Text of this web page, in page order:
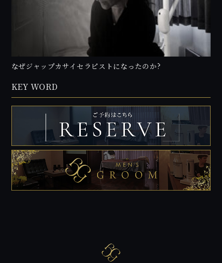
なぜジャップカサイセラピストになったのか?
KEY WORD